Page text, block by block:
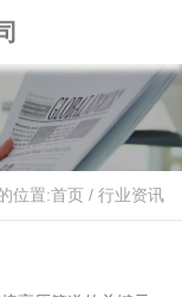
位置:首页 / 行业资讯